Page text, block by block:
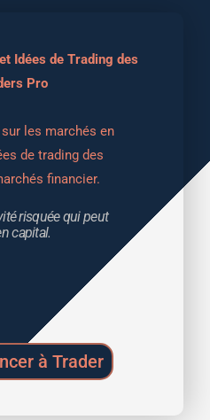
Idées de Trading des
Pro
les marchés en
de trading des
financier.
risquée qui peut
capital.
à Trader